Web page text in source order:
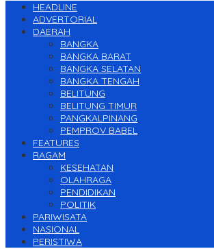
HEADLINE
ADVERTORIAL
DAERAH
BANGKA
BANGKA BARAT
BANGKA SELATAN
BANGKA TENGAH
BELITUNG
BELITUNG TIMUR
PANGKALPINANG
PEMPROV BABEL
FEATURES
RAGAM
KESEHATAN
OLAHRAGA
PENDIDIKAN
POLITIK
PARIWISATA
NASIONAL
PERISTIWA